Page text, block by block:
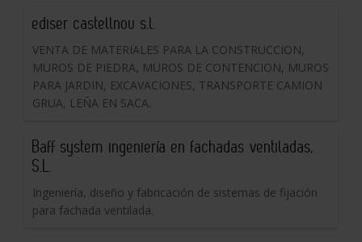
ediser castellnou s.l.
VENTA DE MATERIALES PARA LA CONSTRUCCION,
MUROS DE PIEDRA, MUROS DE CONTENCION, MUROS
PARA JARDIN, EXCAVACIONES, TRANSPORTE CAMION
GRUA, LEÑA EN SACA.
Baff system ingeniería en fachadas ventiladas,
S.L.
Ingeniería, diseño y fabricación de sistemas de fijación
para fachada ventilada.